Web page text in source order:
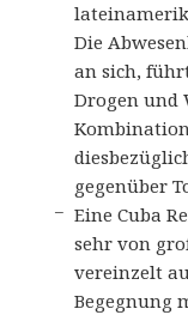
Die
an sich,
Drogen und
gegenüber
Eine Cuba
sehr von
vereinzelt
Begegnung